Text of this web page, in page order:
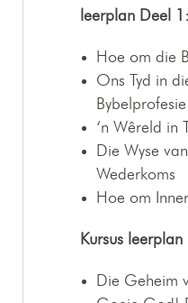
leerplan Deel 1:
Hoe om die
Ons Tyd in
Bybelprofesie
‘n Wêreld in
Die Wyse
Wederkoms
Hoe om
Kursus
Die Geheim